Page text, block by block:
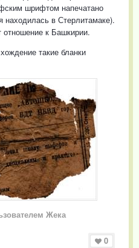
шрифтом напечатано
в Стерлитамаке).
отношение к Башкирии.
такие бланки
Жека
0